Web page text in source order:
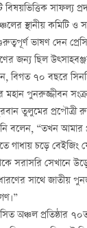
বিষয়ভিত্তিক সাফল্য
স্থানীয় কমিটি ও
ভাষণ দেন
জন্য ছিল
বিগত ৭০ বছরে
মহান পুনরুজ্জীবন
তুলুমের প্রপৌত্রী
বলেন, “তখন আমার
গাধায় চড়ে বেইজিং
সরাসরি সেখানে উড়ে
সাথে জাতীয়
অঞ্চল প্রতিষ্ঠার